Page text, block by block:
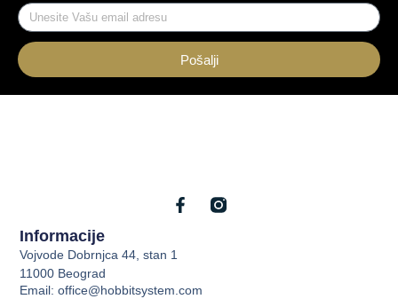
Pošalji
Informacije
Vojvode Dobrnjca 44, stan 1
11000 Beograd
Email: office@hobbitsystem.com